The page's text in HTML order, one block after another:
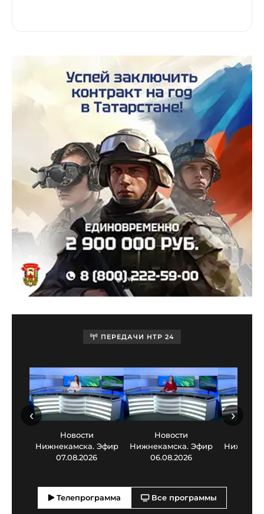
ПЕРЕДАЧИ НТР 24
Новости
Нижнекамска. Эфир
07.08.2026
Новости
Нижнекамска. Эфир
06.08.2026
‹ ›
Телепрограмма Все программы